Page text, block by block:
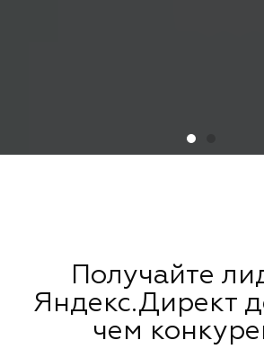
Получайте
Яндекс.Директ
чем